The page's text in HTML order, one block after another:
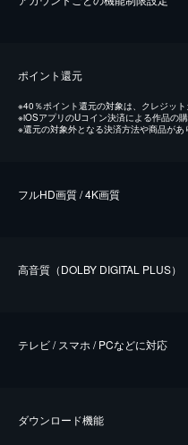
ポイント還元
※40％ポイント還元の対象は、クレジッ
※iOSアプリのUコイン決済による作品の
※還元の対象外となる決済方法や商品があ
フルHD画質 / 4K画質
⾼⾳質（DOLBY DIGITAL PLUS）
テレビ / スマホ / PCなどに対応
ダウンロード機能